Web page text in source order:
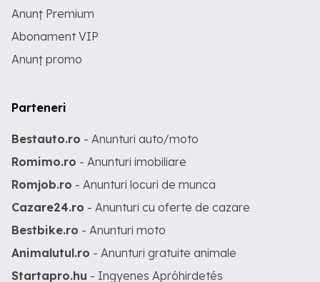
Anunț Premium
Abonament VIP
Anunț promo
Parteneri
Bestauto.ro - Anunturi auto/moto
Romimo.ro - Anunturi imobiliare
Romjob.ro - Anunturi locuri de munca
Cazare24.ro - Anunturi cu oferte de cazare
Bestbike.ro - Anunturi moto
Animalutul.ro - Anunturi gratuite animale
Startapro.hu - Ingyenes Apróhirdetés